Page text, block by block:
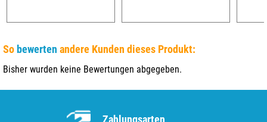
So bewerten andere Kunden dieses Produkt:
Bisher wurden keine Bewertungen abgegeben.
Zahlungsarten